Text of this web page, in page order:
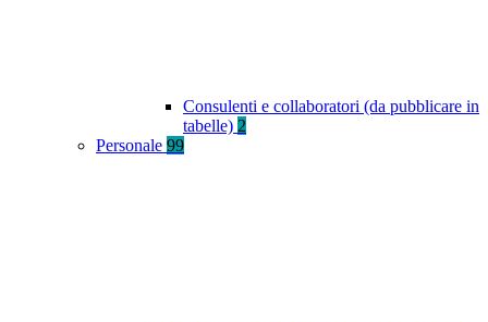
Consulenti e collaboratori (da pubblicare in
tabelle) 2
Personale 99